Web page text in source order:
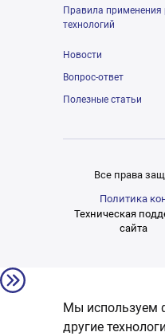
Правила применения
технологий
Новости
Вопрос-ответ
Полезные статьи
Все права
Политика
Техническая
сайта
Мы используем
другие